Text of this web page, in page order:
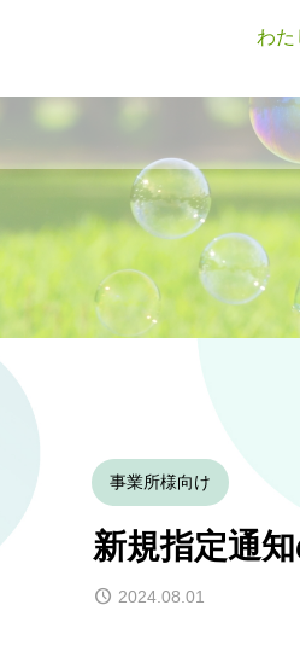
わた
事業所様向け
新規指定通
2024.08.01